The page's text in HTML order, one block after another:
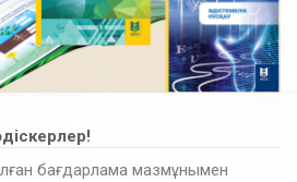
бағдарлама мазмұнымен